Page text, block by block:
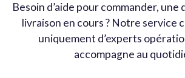
Besoin d’aide pour commander, une
livraison en cours ? Notre service
uniquement d’experts
accompagne au